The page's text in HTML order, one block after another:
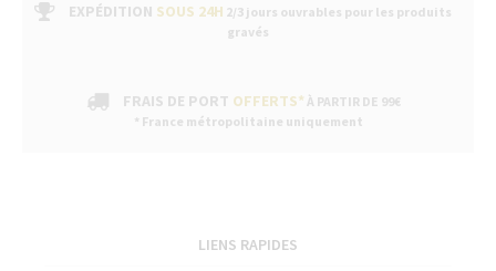
EXPÉDITION SOUS 24H 2/3 jours ouvrables pour les produits
gravés
FRAIS DE PORT OFFERTS* À PARTIR DE 99€
* France métropolitaine uniquement
LIENS RAPIDES